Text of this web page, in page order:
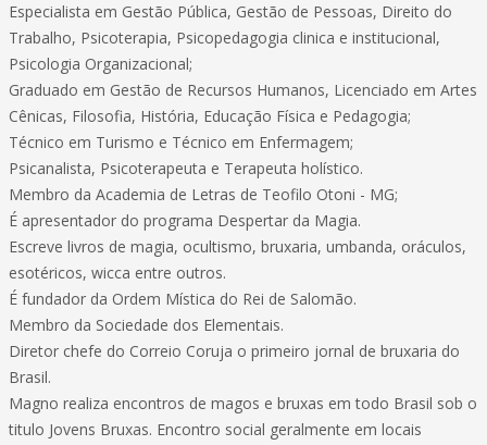
Especialista em Gestão Pública, Gestão de Pessoas, Direito do
Trabalho, Psicoterapia, Psicopedagogia clinica e institucional,
Psicologia Organizacional;
Graduado em Gestão de Recursos Humanos, Licenciado em Artes
Cênicas, Filosofia, História, Educação Física e Pedagogia;
Técnico em Turismo e Técnico em Enfermagem;
Psicanalista, Psicoterapeuta e Terapeuta holístico.
Membro da Academia de Letras de Teofilo Otoni - MG;
É apresentador do programa Despertar da Magia.
Escreve livros de magia, ocultismo, bruxaria, umbanda, oráculos,
esotéricos, wicca entre outros.
É fundador da Ordem Mística do Rei de Salomão.
Membro da Sociedade dos Elementais.
Diretor chefe do Correio Coruja o primeiro jornal de bruxaria do
Brasil.
Magno realiza encontros de magos e bruxas em todo Brasil sob o
titulo Jovens Bruxas. Encontro social geralmente em locais